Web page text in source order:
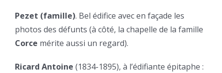
Pezet (famille). Bel édifice avec en façade les
photos des défunts (à côté, la chapelle de la famille
Corce mérite aussi un regard).
Ricard Antoine (1834-1895), à l’édifiante épitaphe :